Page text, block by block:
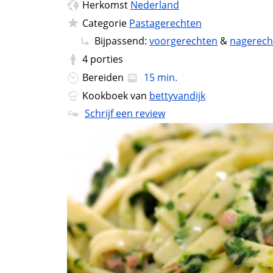
Herkomst Nederland
Categorie Pastagerechten
Bijpassend: voorgerechten &
4 porties
Bereiden
15 min.
Kookboek van bettyvandijk
Schrijf een review